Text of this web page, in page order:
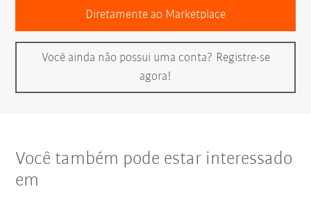
Diretamente ao Marketplace
Você ainda não possui uma conta? Registre-se
agora!
Você também pode estar interessado
em